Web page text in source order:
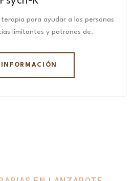
terapia para ayudar a las personas
limitantes y patrones de.
INFORMACIÓN